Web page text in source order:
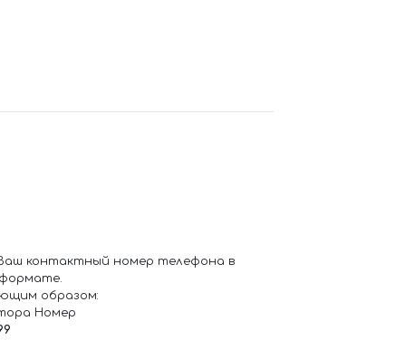
контактный номер телефона в
образом:
Номер